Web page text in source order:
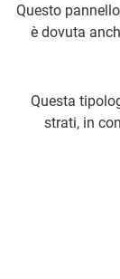
Questo
è dovuta
Questa
strati, in